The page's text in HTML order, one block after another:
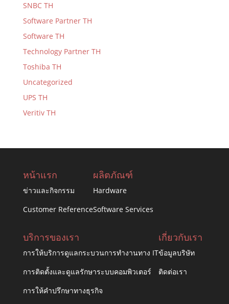
SNBC TH
Software Partner TH
Software TH
Technology Partner TH
Toshiba TH
Uncategorized
UPS TH
Veritiv TH
หน้าแรก
ข่าวและกิจกรรม
Customer Reference
ผลิตภัณฑ์
Hardware
Software Services
บริการของเรา
การให้บริการดูแลกระบวนการทำงานทาง IT
การติดตั้งและดูแลรักษาระบบคอมพิวเตอร์
การให้คำปรึกษาทางธุรกิจ
เกี่ยวกับเรา
ข้อมูลบริษัท
ติดต่อเรา